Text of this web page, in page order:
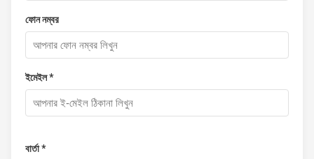
ফোন নম্বর
ইমেইল *
বার্তা *